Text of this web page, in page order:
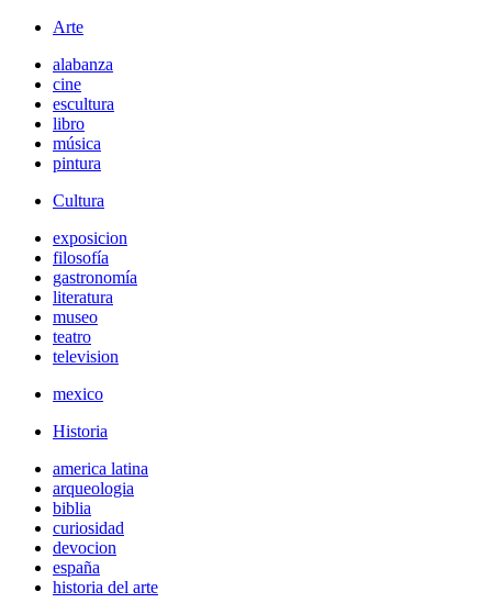
Arte
alabanza
cine
escultura
libro
música
pintura
Cultura
exposicion
filosofía
gastronomía
literatura
museo
teatro
television
mexico
Historia
america latina
arqueologia
biblia
curiosidad
devocion
españa
historia del arte